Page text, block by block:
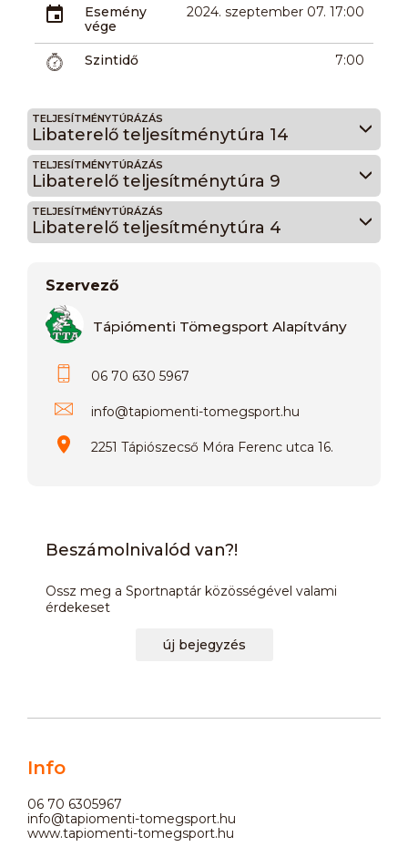
Esemény
vége
2024. szeptember 07. 17:00
Szintidő 7:00
TELJESÍTMÉNYTÚRÁZÁS
Libaterelő teljesítménytúra 14
TELJESÍTMÉNYTÚRÁZÁS
Libaterelő teljesítménytúra 9
TELJESÍTMÉNYTÚRÁZÁS
Libaterelő teljesítménytúra 4
Szervező
Tápiómenti Tömegsport Alapítvány
06 70 630 5967
info@tapiomenti-tomegsport.hu
2251 Tápiószecső Móra Ferenc utca 16.
Beszámolnivalód van?!
Ossz meg a Sportnaptár közösségével valami
érdekeset
új bejegyzés
Info
06 70 6305967
info@tapiomenti-tomegsport.hu
www.tapiomenti-tomegsport.hu